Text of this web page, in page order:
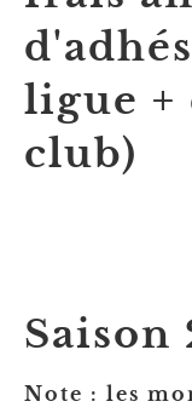
ligue +
club)
Saison
Note : les